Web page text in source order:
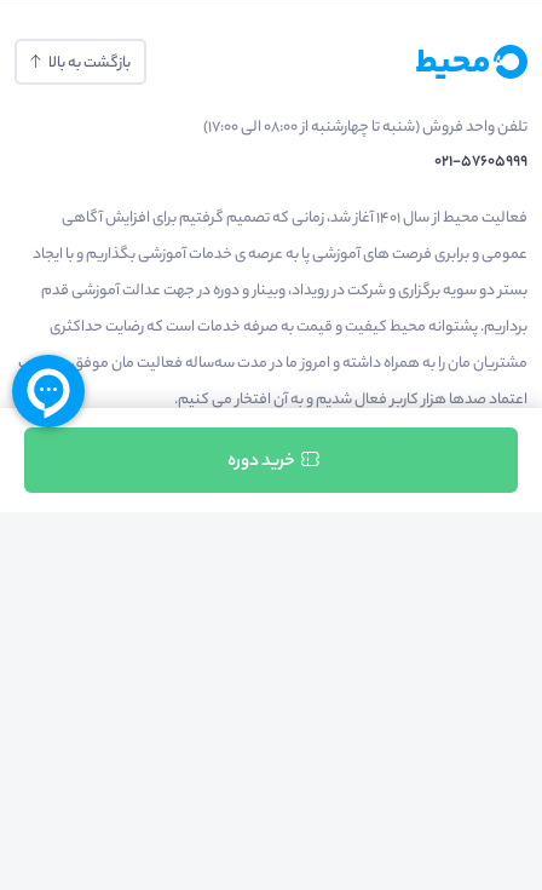
خرید دوره
بازگشت به بالا
تلفن واحد فروش (شنبه تا چهارشنبه از 08:00 الی 17:00)
021-57605999
فعالیت محیط از سال 1401 آغاز شد، زمانی که تصمیم گرفتیم برای افزایش آگاهی
عمومی و برابری فرصت های آموزشی پا به عرصه ی خدمات آموزشی بگذاریم و با ایجاد
بستر دو سویه برگزاری و شرکت در رویداد، وبینار و دوره در جهت عدالت آموزشی قدم
برداریم. پشتوانه محیط کیفیت و قیمت به صرفه خدمات است که رضایت حداکثری
مشتریان مان را به همراه داشته و امروز ما در مدت سه‌ساله فعالیت مان موفق به کسب
اعتماد صدها هزار کاربر فعال شدیم و به آن افتخار می‌ کنیم.